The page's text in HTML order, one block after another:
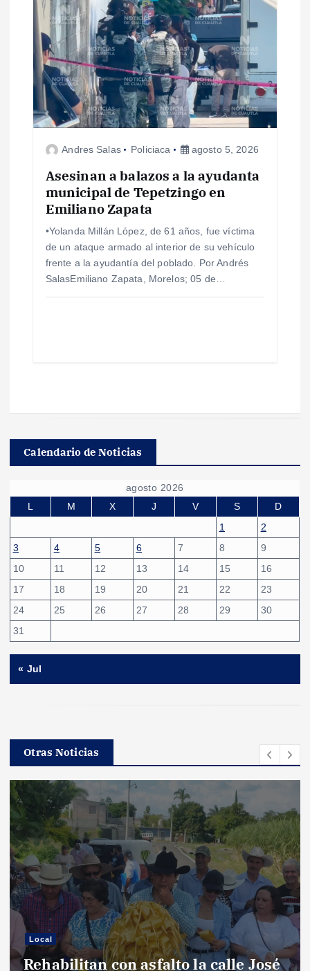
s
Andres Salas Policiaca agosto 5, 2026
Asesinan a balazos a la ayudanta
municipal de Tepetzingo en
Emiliano Zapata
•Yolanda Millán López, de 61 años, fue víctima
de un ataque armado al interior de su vehículo
frente a la ayudantía del poblado. Por Andrés
SalasEmiliano Zapata, Morelos; 05 de…
Calendario de Noticias
agosto 2026
L
M X J V S
D
1
2
3
4 5 6 7 8
9
10
11 12 13 14 15
16
17
18 19 20 21 22
23
24
25 26 27 28 29
30
31
« Jul
Otras Noticias
Local
Rehabilitan con asfalto la calle José